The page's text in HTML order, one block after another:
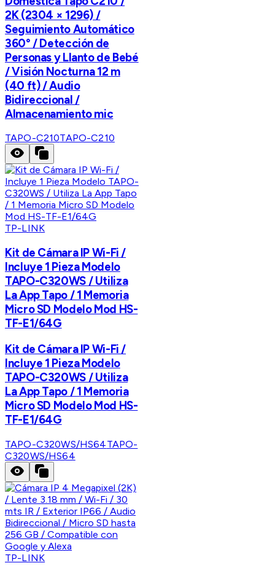
2K (2304 × 1296) /
Seguimiento Automático
360° / Detección de
Personas y Llanto de Bebé
/ Visión Nocturna 12 m
(40 ft) / Audio
Bidireccional /
Almacenamiento mic
TAPO-C210TAPO-C210
TP-LINK
Kit de Cámara IP Wi-Fi /
Incluye 1 Pieza Modelo
TAPO-C320WS / Utiliza
La App Tapo / 1 Memoria
Micro SD Modelo Mod HS-
TF-E1/64G
Kit de Cámara IP Wi-Fi /
Incluye 1 Pieza Modelo
TAPO-C320WS / Utiliza
La App Tapo / 1 Memoria
Micro SD Modelo Mod HS-
TF-E1/64G
TAPO-C320WS/HS64TAPO-
C320WS/HS64
TP-LINK